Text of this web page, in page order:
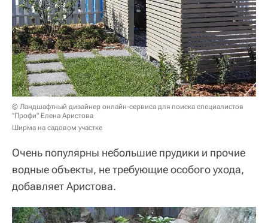
© Ландшафтный дизайнер онлайн-сервиса для поиска специалистов
"Профи" Елена Аристова
Ширма на садовом участке
Очень популярны небольшие прудики и прочие
водные объекты, не требующие особого ухода,
добавляет Аристова.